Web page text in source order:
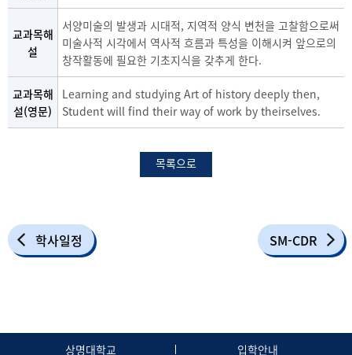
교과목해
설
서양미술의 발생과 시대적, 지역적 양식 변천을 고찰함으로써
미술사적 시각에서 역사적 흐름과 특성을 이해시켜 앞으로의
창작활동에 필요한 기초지식을 갖추게 한다.
교과목해
설(영문)
Learning and studying Art of history deeply then,
Student will find their way of work by theirselves.
목록으로
학사일정 SM-CDR
상명대학교 입학안내